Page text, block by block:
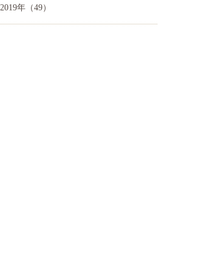
2019年（49）